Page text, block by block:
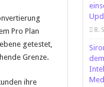
Pro Plan
getestet,
Grenze.
ihre
8.